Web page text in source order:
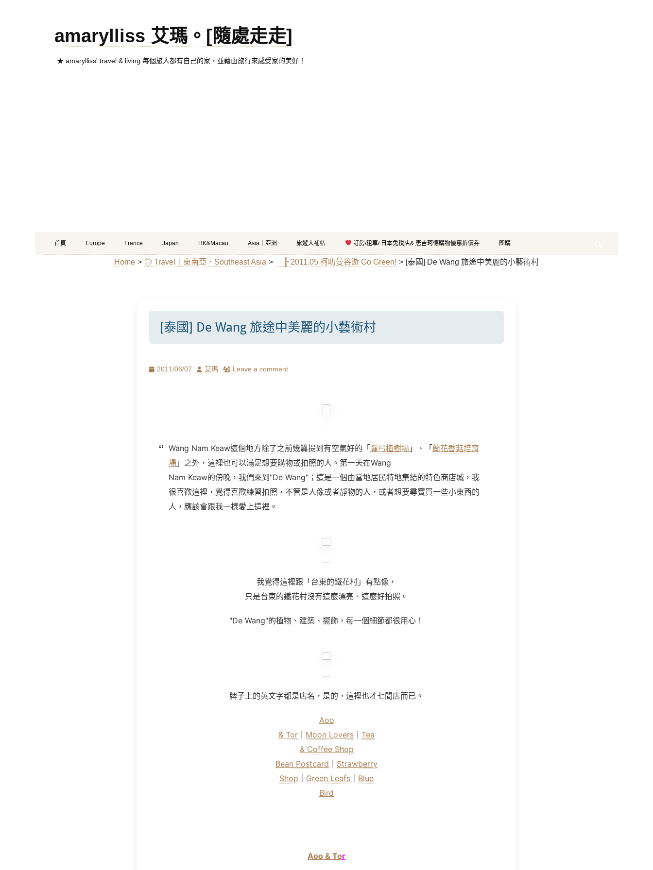
amarylliss 艾瑪。[隨處走走]
★ amarylliss' travel & living 每個旅人都有自己的家，並藉由旅行來感受家的美好！
Primary
Menu
Skip
to
首頁 Europe France Japan HK&Macau Asia｜亞洲 旅遊大補帖 訂房/租車/ 日本免稅店& 唐吉珂德購物優惠折價券 團購
Home > ◎ Travel｜東南亞．Southeast Asia > ╠ 2011.05 柯叻曼谷遊 Go Green! > [泰國] De Wang 旅途中美麗的小藝術村
[泰國] De Wang 旅途中美麗的小藝術村
Posted
2011/06/07 Author
艾瑪 Leave a comment
Wang Nam Keaw這個地方除了之前幾篇提到有空氣好的「 彈弓植樹場 」、「 蘭花香菇培育
場 」之外，這裡也可以滿足想要購物或拍照的人。第一天在Wang
Nam Keaw的傍晚，我們來到"De Wang" ；這是一個由當地居民特地集結的特色商店城，我
很喜歡這裡，覺得喜歡練習拍照，不管是人像或者靜物的人，或者想要尋寶買一些小東西的
人，應該會跟我一樣愛上這裡。
我覺得這裡跟「台東的鐵花村」有點像，
只是台東的鐵花村沒有這麼漂亮、這麼好拍照。
"De Wang"的植物、建築、擺飾，每一個細節都很用心！
牌子上的英文字都是店名，是的，這裡也才七間店而已。
Aoo
& Tor
Moon Lovers
Tea
& Coffee Shop
Bean Postcard
Strawberry
Shop
Green Leafs
Blue
Bird
Aoo & Tor